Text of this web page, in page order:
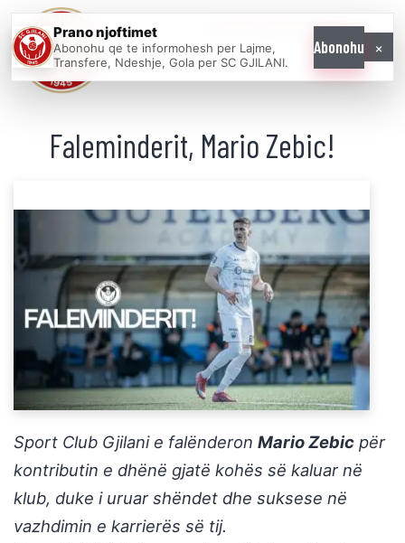
ONE
Faleminderit, Mario Zebic!
Sport Club Gjilani e falënderon Mario Zebic për
kontributin e dhënë gjatë kohës së kaluar në
klub, duke i uruar shëndet dhe suksese në
vazhdimin e karrierës së tij.
Prano njoftimet
Abonohu qe te informohesh per Lajme,
Transfere, Ndeshje, Gola per SC GJILANI.
Abonohu ×